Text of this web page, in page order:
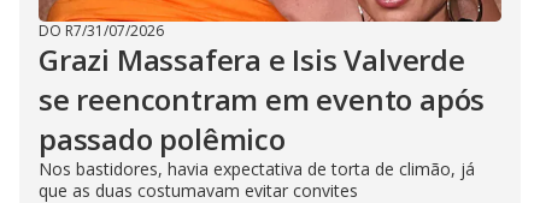
DO R7/31/07/2026
Grazi Massafera e Isis Valverde
se reencontram em evento após
passado polêmico
Nos bastidores, havia expectativa de torta de climão, já
que as duas costumavam evitar convites